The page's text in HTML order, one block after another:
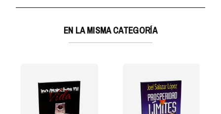
EN LA MISMA CATEGORÍA